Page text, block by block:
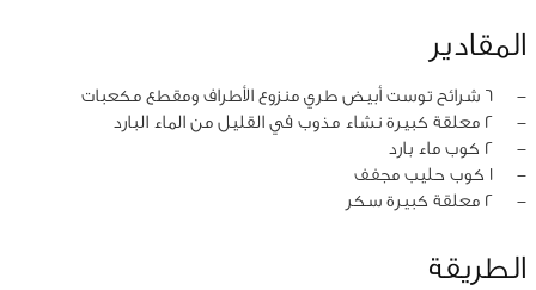
المقادير
‏-
6 شرائح توست أبيض طري منزوع الأطراف ومقطع مكعبات
‏-
2 معلقة كبيرة نشاء مذوب في القليل من الماء البارد
‏-
2 كوب ماء بارد
‏-
1 كوب حليب مجفف
‏-
2 معلقة كبيرة سكر
الطريقة